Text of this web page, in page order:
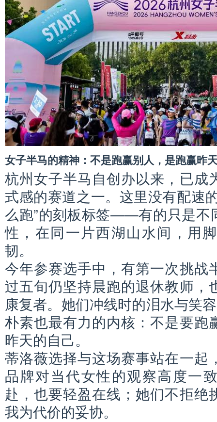
女子半马的精神：不是跑赢别人，是跑赢昨
杭州女子半马自创办以来，已成
式感的赛道之一。这里没有配速
么跑”的刻板标签——有的只是不
性，在同一片西湖山水间，用
韧。
今年参赛选手中，有第一次挑战
过五旬仍坚持晨跑的退休教师，
康复者。她们冲线时的泪水与笑
朴素也最有力的内核：不是要跑
昨天的自己。
蒂洛薇选择与这场赛事站在一起
品牌对当代女性的观察高度
赴，也要轻盈在线；她们不拒绝
我为代价的妥协。